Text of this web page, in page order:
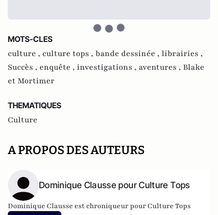
MOTS-CLES
culture , culture tops , bande dessinée , librairies ,
Succès , enquête , investigations , aventures , Blake
et Mortimer
THEMATIQUES
Culture
A PROPOS DES AUTEURS
Dominique Clausse pour Culture Tops
Dominique Clausse est chroniqueur pour Culture Tops